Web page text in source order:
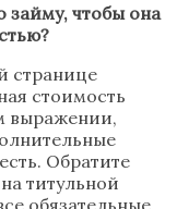
займу, чтобы она
странице
стоимость
выражении,
Обратите
титульной
обязательные